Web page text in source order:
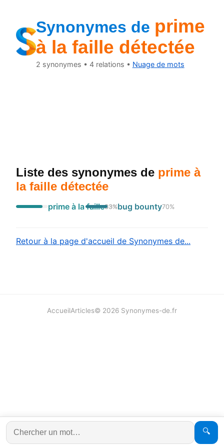
Synonymes de prime
à la faille détectée
2 synonymes • 4relations • Nuage de mots
Liste des synonymes de prime à
la faille détectée
prime à la faille83%bug bounty70%
Retour à la page d'accueil de Synonymes de...
🔍
AccueilArticles© 2026 Synonymes-de.fr